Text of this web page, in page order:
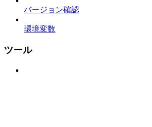
バージョン確認
環境変数
ツール